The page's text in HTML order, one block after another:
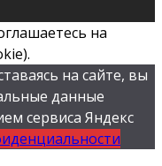
на
на сайте, вы
данные
сервиса Яндекс